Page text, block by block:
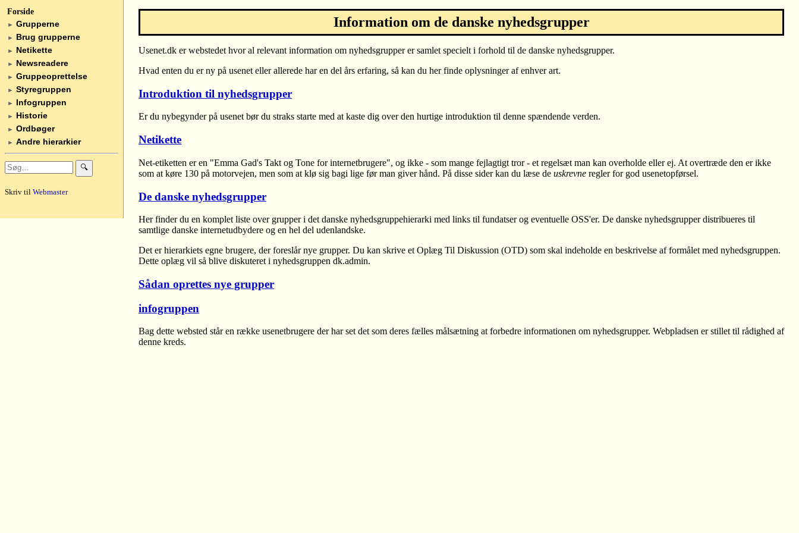
Forside
► Grupperne
► Brug grupperne
► Netikette
► Newsreadere
► Gruppeoprettelse
► Styregruppen
► Infogruppen
► Historie
► Ordbøger
► Andre hierarkier
🔍
Skriv til Webmaster
Information om de danske nyhedsgrupper
Usenet.dk er webstedet hvor al relevant information om nyhedsgrupper er samlet specielt i forhold til de danske nyhedsgrupper.
Hvad enten du er ny på usenet eller allerede har en del års erfaring, så kan du her finde oplysninger af enhver art.
Introduktion til nyhedsgrupper
Er du nybegynder på usenet bør du straks starte med at kaste dig over den hurtige introduktion til denne spændende verden.
Netikette
Net-etiketten er en "Emma Gad's Takt og Tone for internetbrugere", og ikke - som mange fejlagtigt tror - et regelsæt man kan overholde eller ej. At overtræde den er ikke
som at køre 130 på motorvejen, men som at klø sig bagi lige før man giver hånd. På disse sider kan du læse de uskrevne regler for god usenetopførsel.
De danske nyhedsgrupper
Her finder du en komplet liste over grupper i det danske nyhedsgruppehierarki med links til fundatser og eventuelle OSS'er. De danske nyhedsgrupper distribueres til
samtlige danske internetudbydere og en hel del udenlandske.
Det er hierarkiets egne brugere, der foreslår nye grupper. Du kan skrive et Oplæg Til Diskussion (OTD) som skal indeholde en beskrivelse af formålet med nyhedsgruppen.
Dette oplæg vil så blive diskuteret i nyhedsgruppen dk.admin.
Sådan oprettes nye grupper
infogruppen
Bag dette websted står en række usenetbrugere der har set det som deres fælles målsætning at forbedre informationen om nyhedsgrupper. Webpladsen er stillet til rådighed af
denne kreds.